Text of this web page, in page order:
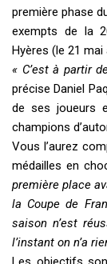
première phase
exempts de la
Hyères (le 21 mai
« C’est à partir
précise Daniel
de ses joueurs
champions
Vous l’aurez
médailles en
première place
la Coupe de
saison n’est
l’instant on n’a